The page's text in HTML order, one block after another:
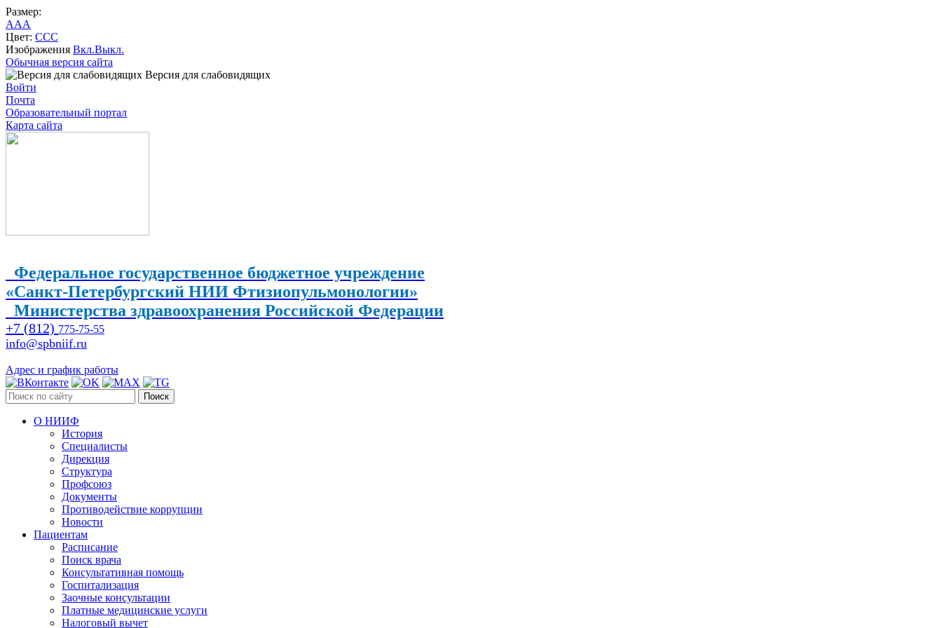
Размер:
AAA
Цвет: CCC
Изображения Вкл.Выкл.
Обычная версия сайта
Версия для слабовидящих
Войти
Почта
Образовательный портал
Карта сайта
Федеральное государственное бюджетное учреждение
«Санкт-Петербургский НИИ Фтизиопульмонологии»
Министерства здравоохранения Российской Федерации
+7 (812) 775-75-55
info@spbniif.ru
Адрес и график работы
Поиск
О НИИФ
История
Специалисты
Дирекция
Структура
Профсоюз
Документы
Противодействие коррупции
Новости
Пациентам
Расписание
Поиск врача
Консультативная помощь
Госпитализация
Заочные консультации
Платные медицинские услуги
Налоговый вычет